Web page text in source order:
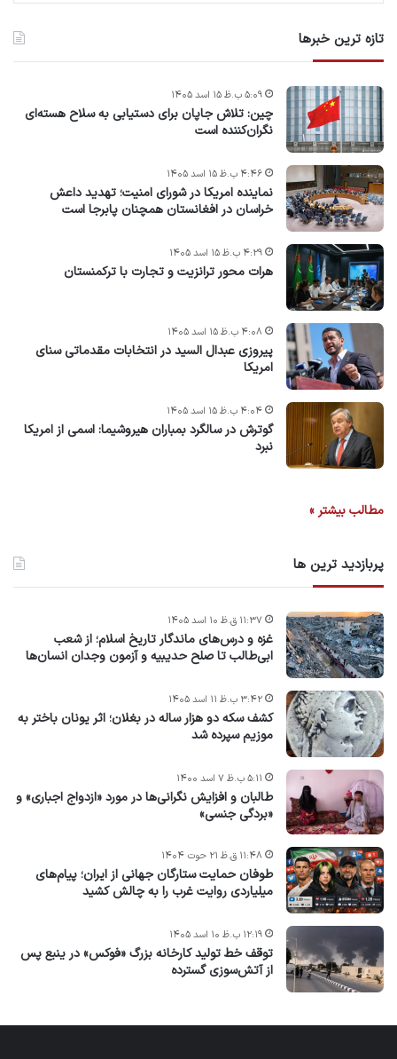
تازه ترین خبرها
چین: تلاش جاپان برای دستیابی به سلاح هسته‌ای
نگران‌کننده است
۵:۰۹ ب.ظ ۱۵ اسد ۱۴۰۵
نماینده امریکا در شورای امنیت؛ تهدید داعش
خراسان در افغانستان همچنان پابرجا است
۴:۴۶ ب.ظ ۱۵ اسد ۱۴۰۵
هرات محور ترانزیت و تجارت با ترکمنستان
۴:۲۹ ب.ظ ۱۵ اسد ۱۴۰۵
پیروزی عبدال السید در انتخابات مقدماتی سنای
امریکا
۴:۰۸ ب.ظ ۱۵ اسد ۱۴۰۵
گوترش در سالگرد بمباران هیروشیما: اسمی از امریکا
نبرد
۴:۰۴ ب.ظ ۱۵ اسد ۱۴۰۵
مطالب بیشتر »
پربازدید ترین ها
غزه و درس‌های ماندگار تاریخ اسلام؛ از شعب
ابی‌طالب تا صلح حدیبیه و آزمون وجدان انسان‌ها
۱۱:۳۷ ق.ظ ۱۰ اسد ۱۴۰۵
کشف سکه دو هزار ساله در بغلان؛ اثر یونان باختر به
موزیم سپرده شد
۳:۴۲ ب.ظ ۱۱ اسد ۱۴۰۵
طالبان و افزایش نگرانی‌ها در مورد «ازدواج اجباری» و
«بردگی جنسی»
۵:۱۱ ب.ظ ۷ اسد ۱۴۰۰
طوفان حمایت ستارگان جهانی از ایران؛ پیام‌های
میلیاردی روایت غرب را به چالش کشید
۱۱:۴۸ ق.ظ ۲۱ حوت ۱۴۰۴
توقف خط تولید کارخانه بزرگ «فوکس» در ینبع پس
از آتش‌سوزی گسترده
۱۲:۱۹ ب.ظ ۱۰ اسد ۱۴۰۵